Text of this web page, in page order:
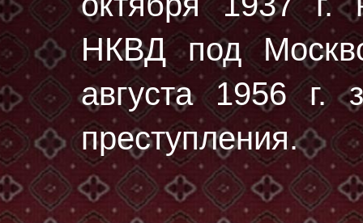
НКВД под
августа 1956 г.
преступления.